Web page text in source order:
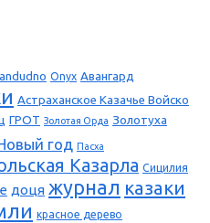
Onyx Авангард
Астраханское Казачье Войско
ГРОТ Золотая Орда Золотуха
год Пасха
Казарла Сицилия
доця журнал казаки
красное дерево